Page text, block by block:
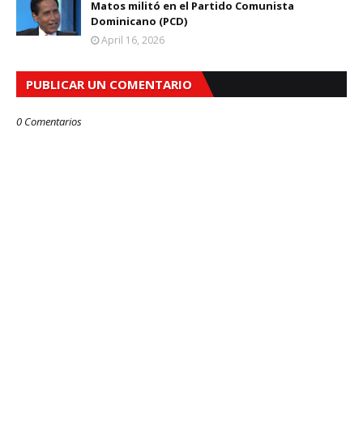
Matos militó en el Partido Comunista
Dominicano (PCD)
April 16, 2026
PUBLICAR UN COMENTARIO
0 Comentarios